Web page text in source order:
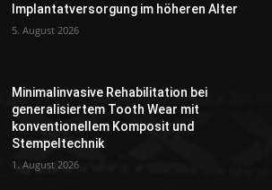
Implantatversorgung im höheren Alter
5. August 2026
Minimalinvasive Rehabilitation bei
generalisiertem Tooth Wear mit
konventionellem Komposit und
Stempeltechnik
1. August 2026